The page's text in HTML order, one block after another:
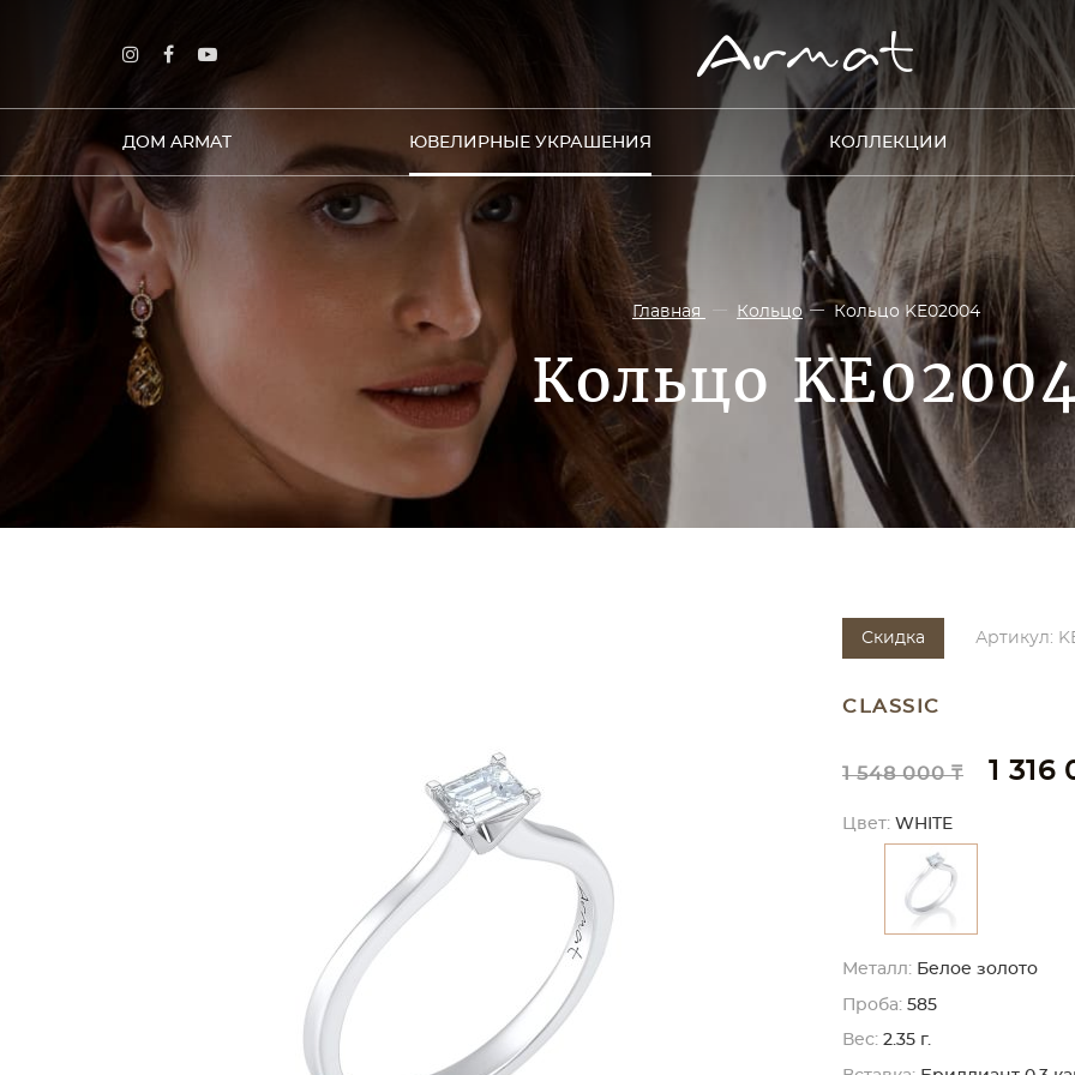
ДОМ ARMAT ЮВЕЛИРНЫЕ УКРАШЕНИЯ КОЛЛЕКЦИИ
Главная Кольцо Кольцо KE02004
Кольцо
Скидка Артикул:
CLASSIC
1 548 000 ₸ 1 316
Цвет: WHITE
Металл: Белое золото
Проба: 585
Вес: 2.35 г.